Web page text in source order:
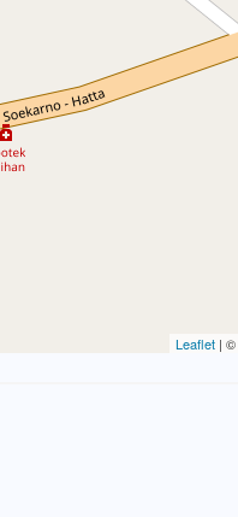
Leaflet | ©